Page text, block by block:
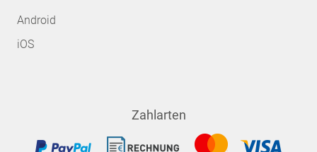
Android
iOS
Zahlarten